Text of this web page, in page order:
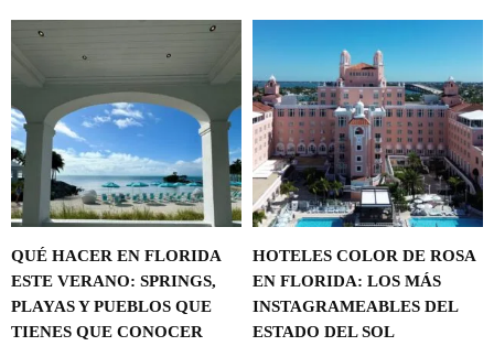
QUÉ HACER EN FLORIDA
ESTE VERANO: SPRINGS,
PLAYAS Y PUEBLOS QUE
TIENES QUE CONOCER
HOTELES COLOR DE ROSA
EN FLORIDA: LOS MÁS
INSTAGRAMEABLES DEL
ESTADO DEL SOL